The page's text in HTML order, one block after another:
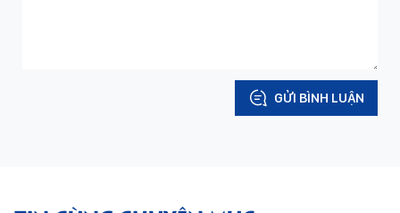
GỬI BÌNH LUẬN